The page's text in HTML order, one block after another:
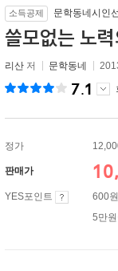
소득공제 문학동네시인
쓸모없는 노
리산 저 문학동네
7.1
정가
판매가
YES포인트
600
5만